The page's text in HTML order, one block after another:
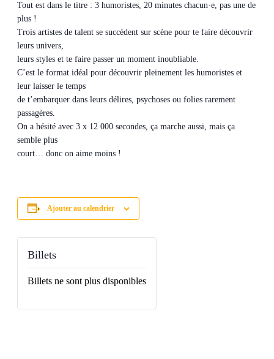
Tout est dans le titre : 3 humoristes, 20 minutes chacun·e, pas une de
plus !
Trois artistes de talent se succèdent sur scène pour te faire découvrir
leurs univers,
leurs styles et te faire passer un moment inoubliable.
C’est le format idéal pour découvrir pleinement les humoristes et
leur laisser le temps
de t’embarquer dans leurs délires, psychoses ou folies rarement
passagères.
On a hésité avec 3 x 12 000 secondes, ça marche aussi, mais ça
semble plus
court… donc on aime moins !
Ajouter au calendrier
Billets
Billets ne sont plus disponibles